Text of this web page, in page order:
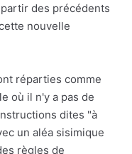
des précédents
nouvelle
réparties comme
où il n'y a pas de
dites "à
un aléa sisimique
règles de